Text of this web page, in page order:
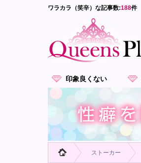
ワラカラ（笑辛）な記事数:188件
印象良くない
ストーカー